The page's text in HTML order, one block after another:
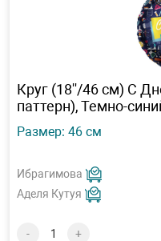
Круг (18''/46 см) С
паттерн), Темно-
Размер: 46 см
Ибрагимова
Аделя Кутуя
- +